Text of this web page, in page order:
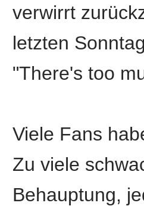
verwirrt
letzten
"There's too
Viele Fans
Zu viele
Behauptung,